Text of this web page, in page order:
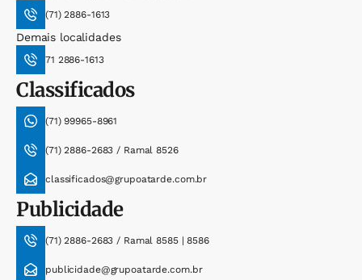
(71) 2886-1613
Demais localidades
71 2886-1613
Classificados
(71) 99965-8961
(71) 2886-2683 / Ramal 8526
classificados@grupoatarde.com.br
Publicidade
(71) 2886-2683 / Ramal 8585 | 8586
publicidade@grupoatarde.com.br